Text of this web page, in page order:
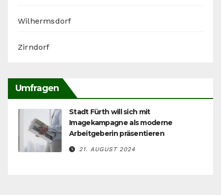
Wilhermsdorf
Zirndorf
Umfragen
Stadt Fürth will sich mit
Imagekampagne als moderne
Arbeitgeberin präsentieren
21. AUGUST 2024